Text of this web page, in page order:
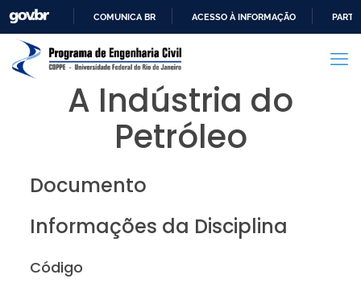
PARA
CONTEÚDO
COMUNICA BR ACESSO À INFORMAÇÃO
A Indústria do
Petróleo
Documento
Informações da Disciplina
Código